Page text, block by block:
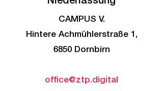
CAMPUS V.
Hintere Achmühlerstraße 1,
6850 Dornbirn
office@ztp.digital